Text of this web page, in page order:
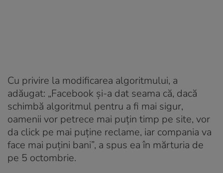
Cu privire la modificarea algoritmului, a
adăugat: „Facebook și-a dat seama că, dacă
schimbă algoritmul pentru a fi mai sigur,
oamenii vor petrece mai puțin timp pe site, vor
da click pe mai puține reclame, iar compania va
face mai puțini bani”, a spus ea în mărturia de
pe 5 octombrie.